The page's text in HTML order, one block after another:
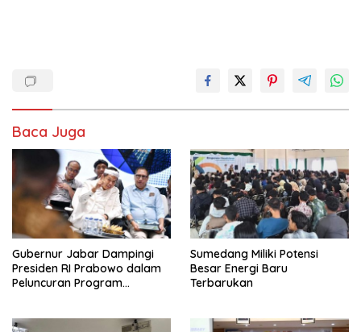
Baca Juga
Gubernur Jabar Dampingi
Presiden RI Prabowo dalam
Peluncuran Program
Sumedang Miliki Potensi
Besar Energi Baru
Terbarukan